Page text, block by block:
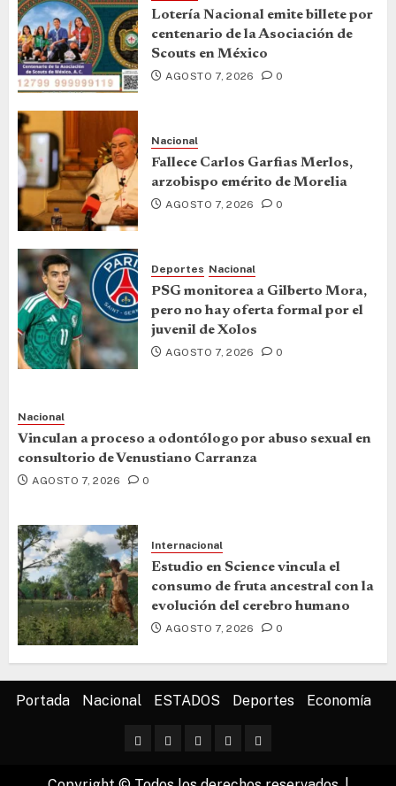
Lotería Nacional emite billete por
centenario de la Asociación de
Scouts en México
AGOSTO 7, 2026 0
Nacional
Fallece Carlos Garfias Merlos,
arzobispo emérito de Morelia
AGOSTO 7, 2026 0
Deportes Nacional
PSG monitorea a Gilberto Mora,
pero no hay oferta formal por el
juvenil de Xolos
AGOSTO 7, 2026 0
Nacional
Vinculan a proceso a odontólogo por abuso sexual en
consultorio de Venustiano Carranza
AGOSTO 7, 2026 0
Internacional
Estudio en Science vincula el
consumo de fruta ancestral con la
evolución del cerebro humano
AGOSTO 7, 2026 0
Portada Nacional ESTADOS Deportes Economía